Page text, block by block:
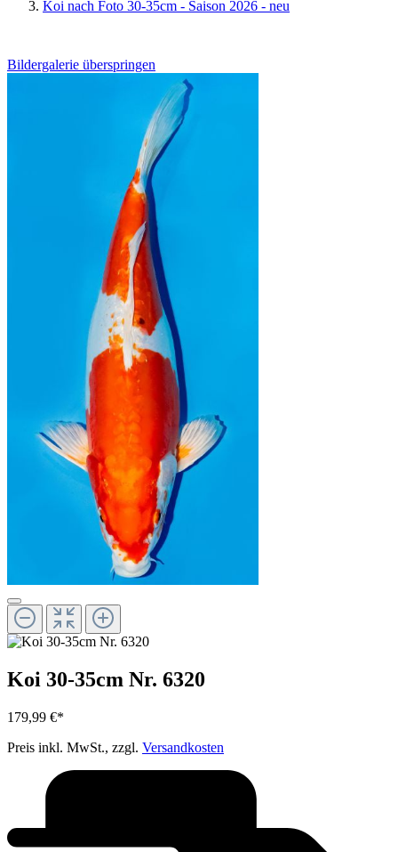
Koi nach Foto 30-35cm - Saison 2026 - neu
Bildergalerie überspringen
Koi 30-35cm Nr. 6320
179,99 €*
Preis inkl. MwSt., zzgl. Versandkosten